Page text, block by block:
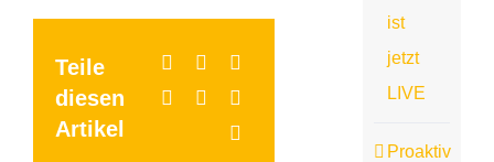
Teile
diesen
Artikel
ist
jetzt
LIVE
Proaktiv